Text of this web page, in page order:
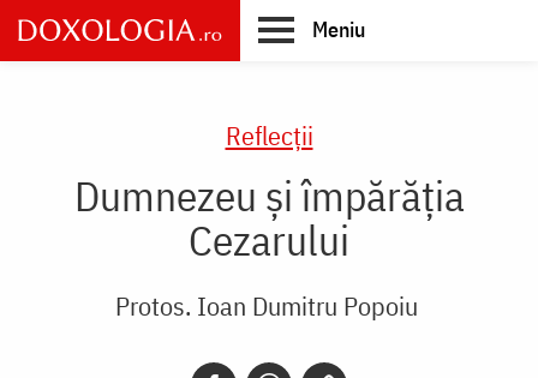
Skip
to
main
Meniu
Reflecții
Dumnezeu și împărăția
Cezarului
Protos. Ioan Dumitru Popoiu